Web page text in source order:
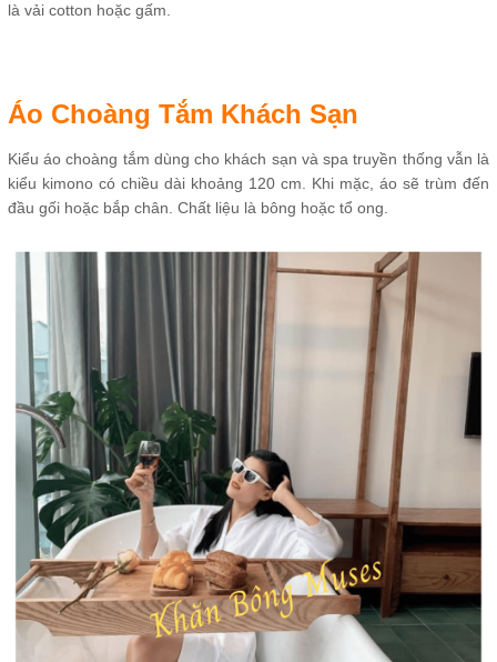
là vải cotton hoặc gấm.
Áo Choàng Tắm Khách Sạn
Kiểu áo choàng tắm dùng cho khách sạn và spa truyền thống vẫn là
kiểu kimono có chiều dài khoảng 120 cm. Khi mặc, áo sẽ trùm đến
đầu gối hoặc bắp chân. Chất liệu là bông hoặc tổ ong.